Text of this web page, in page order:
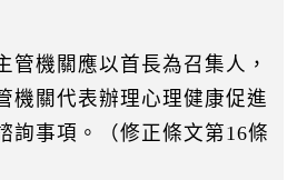
管機關應以首長為召集人，
機關代表辦理心理健康促進
詢事項。（修正條文第16條